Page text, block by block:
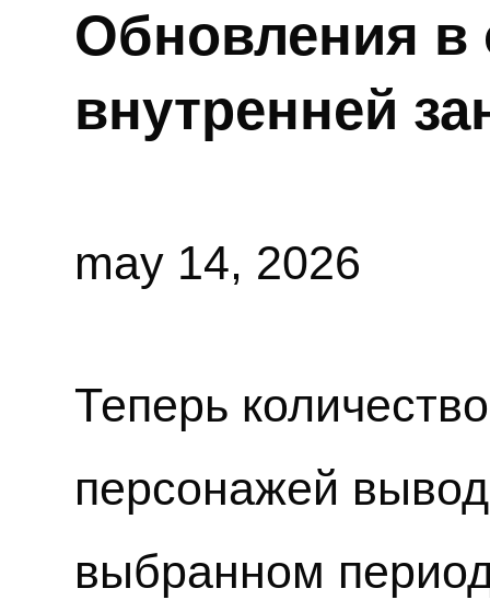
Обновления в
внутренней
may 14, 2026
Теперь
персонажей
выбранном